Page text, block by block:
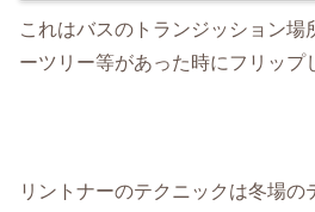
これはバスのトランジッション場
ーツリー等があった時にフリップ
リントナーのテクニックは冬場の